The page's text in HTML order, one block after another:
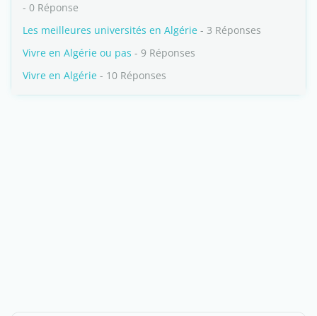
- 0 Réponse
Les meilleures universités en Algérie - 3 Réponses
Vivre en Algérie ou pas - 9 Réponses
Vivre en Algérie - 10 Réponses